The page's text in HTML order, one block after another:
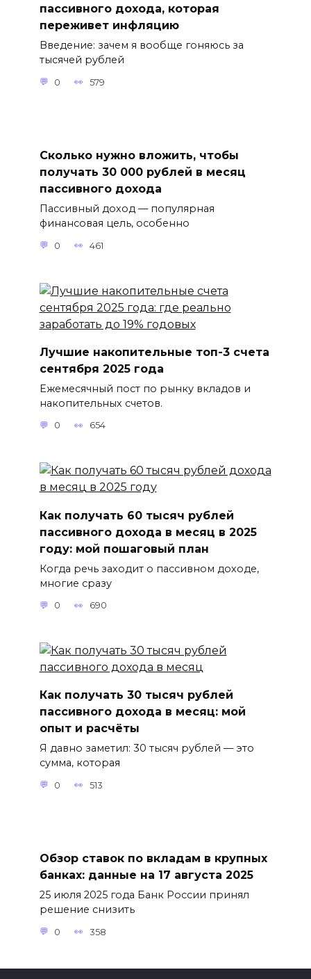
пассивного дохода, которая
переживет инфляцию
Введение: зачем я вообще гоняюсь за
тысячей рублей
0 579
Сколько нужно вложить, чтобы
получать 30 000 рублей в месяц
пассивного дохода
Пассивный доход — популярная
финансовая цель, особенно
0 461
Лучшие накопительные топ-3 счета
сентября 2025 года
Ежемесячный пост по рынку вкладов и
накопительных счетов.
0 654
Как получать 60 тысяч рублей
пассивного дохода в месяц в 2025
году: мой пошаговый план
Когда речь заходит о пассивном доходе,
многие сразу
0 690
Как получать 30 тысяч рублей
пассивного дохода в месяц: мой
опыт и расчёты
Я давно заметил: 30 тысяч рублей — это
сумма, которая
0 513
Обзор ставок по вкладам в крупных
банках: данные на 17 августа 2025
25 июля 2025 года Банк России принял
решение снизить
0 358